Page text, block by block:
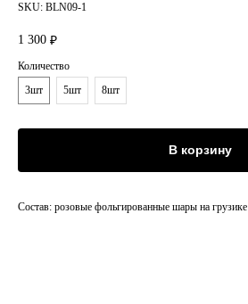
SKU: BLN09-1
1 300 ₽
Количество
3шт
5шт 8шт
В корзину
Состав: розовые фольгированные шары на грузике